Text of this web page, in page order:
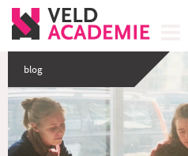
blog